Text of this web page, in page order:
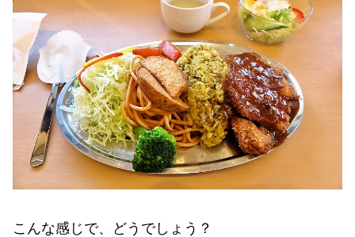
こんな感じで、どうでしょう？